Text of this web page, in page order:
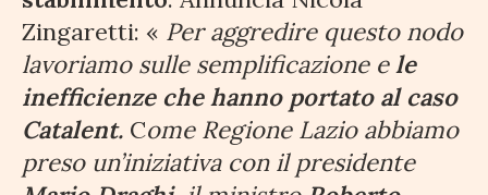
Zingaretti: « Per aggredire questo nodo
lavoriamo sulle semplificazione ele
inefficienze che hanno portato al caso
Catalent. Come Regione Lazio abbiamo
preso un’iniziativa con il presidente